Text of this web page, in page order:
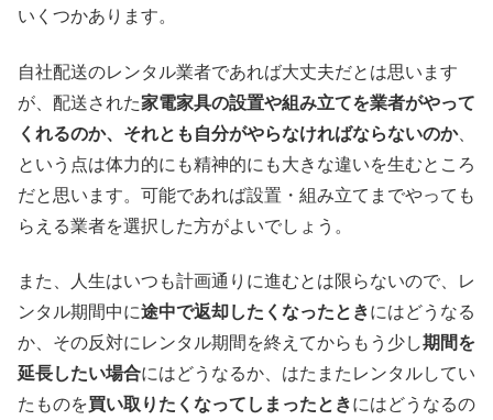
いくつかあります。
自社配送のレンタル業者であれば大丈夫だとは思います
が、配送された家電家具の設置や組み立てを業者がやって
くれるのか、それとも自分がやらなければならないのか、
という点は体力的にも精神的にも大きな違いを生むところ
だと思います。可能であれば設置・組み立てまでやっても
らえる業者を選択した方がよいでしょう。
また、人生はいつも計画通りに進むとは限らないので、レ
ンタル期間中に途中で返却したくなったときにはどうなる
か、その反対にレンタル期間を終えてからもう少し期間を
延長したい場合にはどうなるか、はたまたレンタルしてい
たものを買い取りたくなってしまったときにはどうなるの